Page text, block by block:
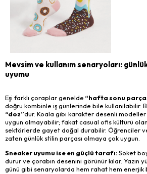
Mevsim ve kullanım senaryoları:
uyumu
Eşi farklı çoraplar genelde “hafta sonu
doğru kombinle iş günlerinde bile kullanılabilir.
“doz”dur. Koala gibi karakter desenli
uygun olmayabilir; fakat casual ofis kültürü
sektörlerde gayet doğal durabilir. Öğrenciler
zaten günlük stilin parçası olmaya çok uygun.
Sneaker uyumu ise en güçlü tarafı:Soket
durur ve çorabın desenini görünür kılar. Yazın
günü gibi senaryolarda hem rahat hem enerjik